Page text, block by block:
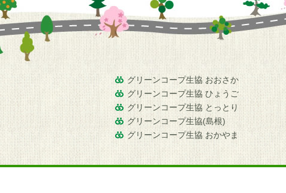
グリーンコープ生協 おおさか
グリーンコープ生協 ひょうご
グリーンコープ生協 とっとり
グリーンコープ生協(島根)
グリーンコープ生協 おかやま